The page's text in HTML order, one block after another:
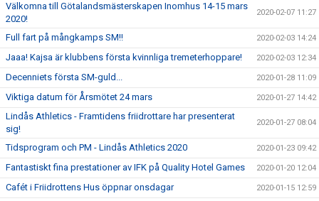
Välkomna till Götalandsmästerskapen Inomhus 14-15 mars
2020!
2020-02-07 11:27
Full fart på mångkamps SM!! 2020-02-03 14:24
Jaaa! Kajsa är klubbens första kvinnliga tremeterhoppare! 2020-02-03 12:34
Decenniets första SM-guld... 2020-01-28 11:09
Viktiga datum för Årsmötet 24 mars 2020-01-27 14:42
Lindås Athletics - Framtidens friidrottare har presenterat
sig!
2020-01-27 08:04
Tidsprogram och PM - Lindås Athletics 2020 2020-01-23 09:42
Fantastiskt fina prestationer av IFK på Quality Hotel Games 2020-01-20 12:04
Cafét i Friidrottens Hus öppnar onsdagar 2020-01-15 12:59